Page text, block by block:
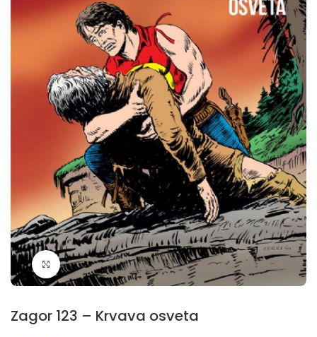
Klikni da povečaš
Zagor 123 – Krvava osveta